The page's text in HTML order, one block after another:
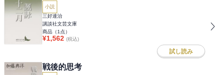
小説
三好達治
講談社文芸文庫
商品（1 点）
¥1,562 (税込)
試し読み
戦後的思考